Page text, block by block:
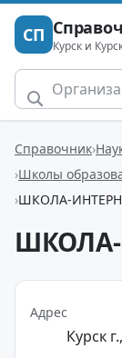
СП Курск и
Справочник
Школы
ШКОЛА-
ШКОЛА-
Адрес
Курск